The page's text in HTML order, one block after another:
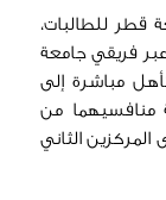
قطر للطالبات،
عبر فريقي جامعة
التأهل مباشرة إلى
منافسيهما من
المركزين الثاني